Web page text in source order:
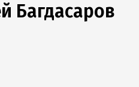
Багдасаров